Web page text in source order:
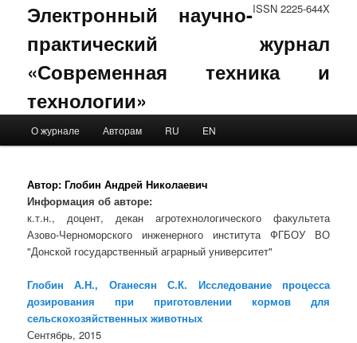
ISSN 2225-644X
Электронный научно-
практический журнал
«Современная техника и
технологии»
Skip to primary content
Skip to secondary content
О журнале Авторам RU EN
Автор: Глобин Андрей Николаевич
Информация об авторе:
к.т.н., доцент, декан агротехнологического факультета
Азово-Черноморского инженерного института ФГБОУ ВО
"Донской государственный аграрный университет"
Глобин А.Н., Оганесян С.К. Исследование процесса
дозирования при приготовлении кормов для
сельскохозяйственных животных
Сентябрь, 2015